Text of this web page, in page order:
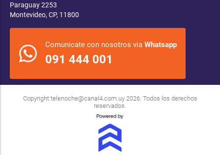
Paraguay 2253
Montevideo, CP, 11800
Comunicate con nosotros via Whatsapp
091 444 001
Copyright telenoche@canal4.com.uy2026. Todos los derechos
reservados.